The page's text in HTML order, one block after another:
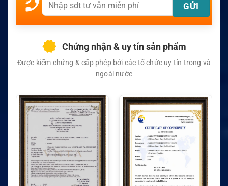
Chứng nhận & uy tín sản phẩm
Được kiểm chứng & cấp phép bởi các tổ chức uy tín trong và
ngoài nước